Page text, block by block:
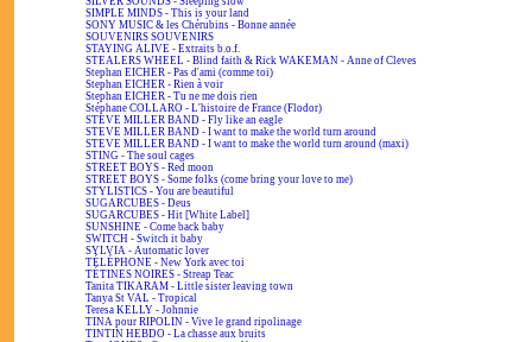
SIMPLE MINDS - This is your land
SONY MUSIC & les Chérubins - Bonne année
SOUVENIRS SOUVENIRS
STAYING ALIVE - Extraits b.o.f.
STEALERS WHEEL - Blind faith & Rick WAKEMAN - Anne of Cleves
Stephan EICHER - Pas d'ami (comme toi)
Stephan EICHER - Rien à voir
Stephan EICHER - Tu ne me dois rien
Stéphane COLLARO - L'histoire de France (Flodor)
STEVE MILLER BAND - Fly like an eagle
STEVE MILLER BAND - I want to make the world turn around
STEVE MILLER BAND - I want to make the world turn around (maxi)
STING - The soul cages
STREET BOYS - Red moon
STREET BOYS - Some folks (come bring your love to me)
STYLISTICS - You are beautiful
SUGARCUBES - Deus
SUGARCUBES - Hit [White Label]
SUNSHINE - Come back baby
SWITCH - Switch it baby
SYLVIA - Automatic lover
TÉLÉPHONE - New York avec toi
TÉTINES NOIRES - Streap Teac
Tanita TIKARAM - Little sister leaving town
Tanya St VAL - Tropical
Teresa KELLY - Johnnie
TINA pour RIPOLIN - Vive le grand ripolinage
TINTIN HEBDO - La chasse aux bruits